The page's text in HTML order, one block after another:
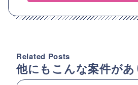
Related Posts
他にもこんな案件が